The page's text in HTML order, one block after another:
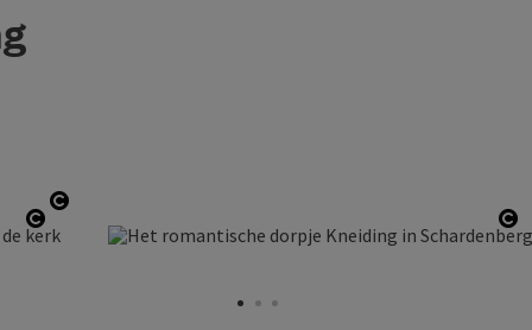
Start Copyright
Start Copyright